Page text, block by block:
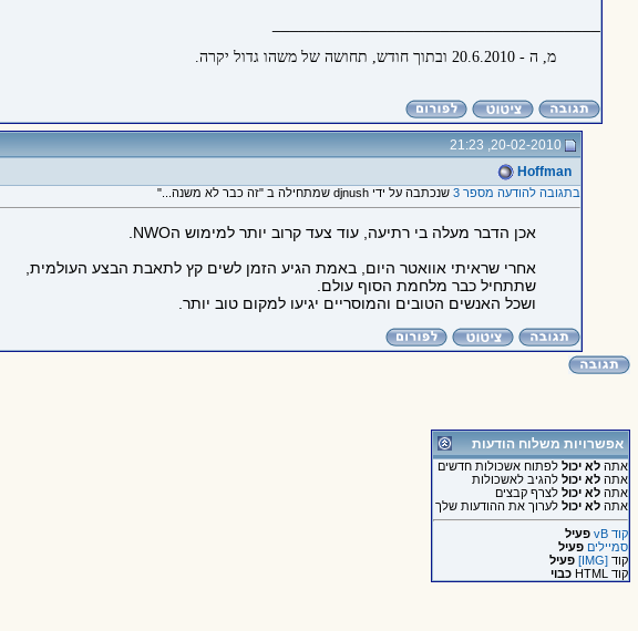
מ, ה - 20.6.2010 ובתוך חודש, תחושה של משהו גדול יקרה.
20-02-2010, 21:23
Hoffman
בתגובה להודעה מספר 3
שנכתבה על ידי djnush שמתחילה ב "זה כבר לא משנה..."
אכן הדבר מעלה בי רתיעה, עוד צעד קרוב יותר למימוש הNWO.
אחרי שראיתי אוואטר היום, באמת הגיע הזמן לשים קץ לתאבת הבצע העולמית,
שתתחיל כבר מלחמת הסוף עולם.
ושכל האנשים הטובים והמוסריים יגיעו למקום טוב יותר.
אפשרויות משלוח הודעות
אתה לא יכוללפתוח אשכולות חדשים
אתה לא יכוללהגיב לאשכולות
אתה לא יכוללצרף קבצים
אתה לא יכוללערוך את ההודעות שלך
קוד vB
פעיל
סמיילים פעיל
קוד [IMG]
פעיל
קוד HTML
כבוי